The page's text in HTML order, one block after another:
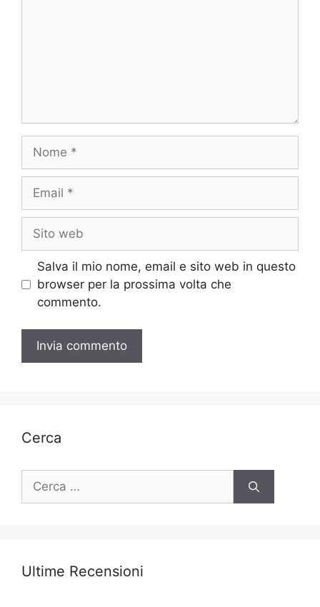
web
Salva il mio nome, email e sito web in questo
browser per la prossima volta che
commento.
Cerca
Ricerca
Ultime Recensioni